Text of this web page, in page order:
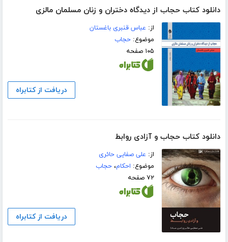
دانلود کتاب حجاب از دیدگاه دختران و زنان مسلمان مالزی
از: عباس قنبری باغستان
موضوع:حجاب
۱۰۵ صفحه
دریافت از کتابراه
دانلود کتاب حجاب و آزادی روابط
از: علی صفایی حائری
موضوع: احکام،حجاب
۷۲ صفحه
دریافت از کتابراه